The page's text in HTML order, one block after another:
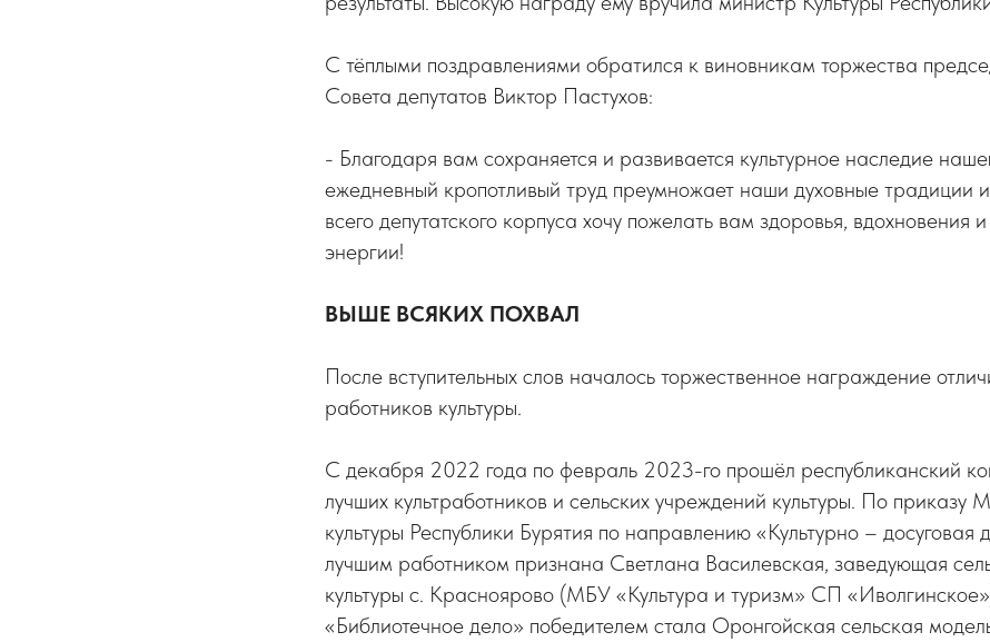
С тёплыми поздравлениями обратился к виновникам торжества
Совета депутатов Виктор Пастухов:
- Благодаря вам сохраняется и развивается культурное наследие
ежедневный кропотливый труд преумножает наши духовные традиции
всего депутатского корпуса хочу пожелать вам здоровья, вдохновения
энергии!
ВЫШЕ ВСЯКИХ ПОХВАЛ
После вступительных слов началось торжественное награждение
работников культуры.
С декабря 2022 года по февраль 2023-го прошёл республиканский
лучших культработников и сельских учреждений культуры. По приказу
культуры Республики Бурятия по направлению «Культурно – досуговая
лучшим работником признана Светлана Василевская, заведующая
культуры с. Красноярово (МБУ «Культура и туризм» СП
«Библиотечное дело» победителем стала Оронгойская сельская